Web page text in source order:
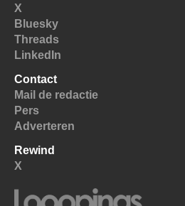
X
Bluesky
Threads
LinkedIn
Contact
Mail de redactie
Pers
Adverteren
Rewind
X